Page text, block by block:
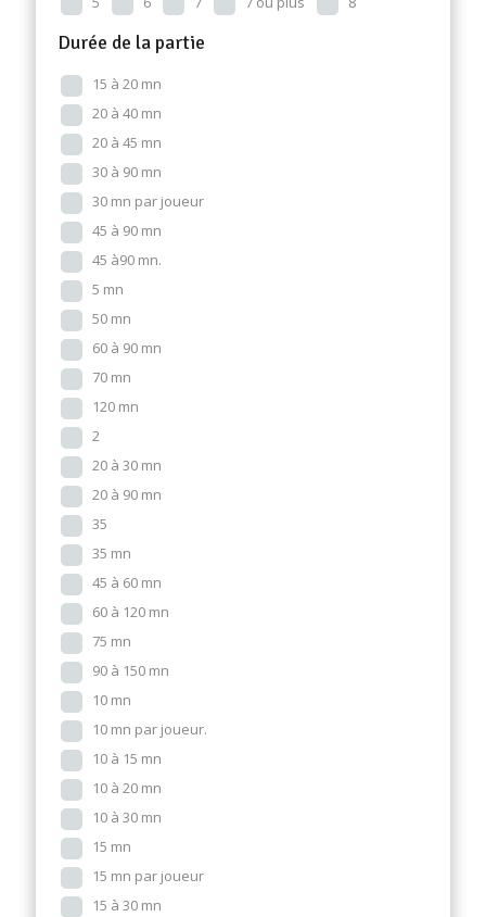
Durée de la partie
15 à 20 mn
20 à 40 mn
20 à 45 mn
30 à 90 mn
30 mn par joueur
45 à 90 mn
45 à90 mn.
5 mn
50 mn
60 à 90 mn
70 mn
120 mn
2
20 à 30 mn
20 à 90 mn
35
35 mn
45 à 60 mn
60 à 120 mn
75 mn
90 à 150 mn
10 mn
10 mn par joueur.
10 à 15 mn
10 à 20 mn
10 à 30 mn
15 mn
15 mn par joueur
15 à 30 mn